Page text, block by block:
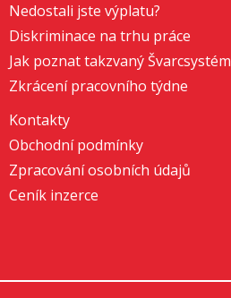
Nedostali jste výplatu?
Diskriminace na trhu práce
Jak poznat takzvaný Švarcsystém
Zkrácení pracovního týdne
Kontakty
Obchodní podmínky
Zpracování osobních údajů
Ceník inzerce